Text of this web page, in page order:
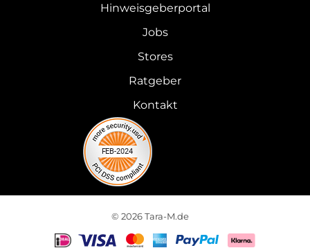
Hinweisgeberportal
Jobs
Stores
Ratgeber
Kontakt
© 2026 Tara-M.de